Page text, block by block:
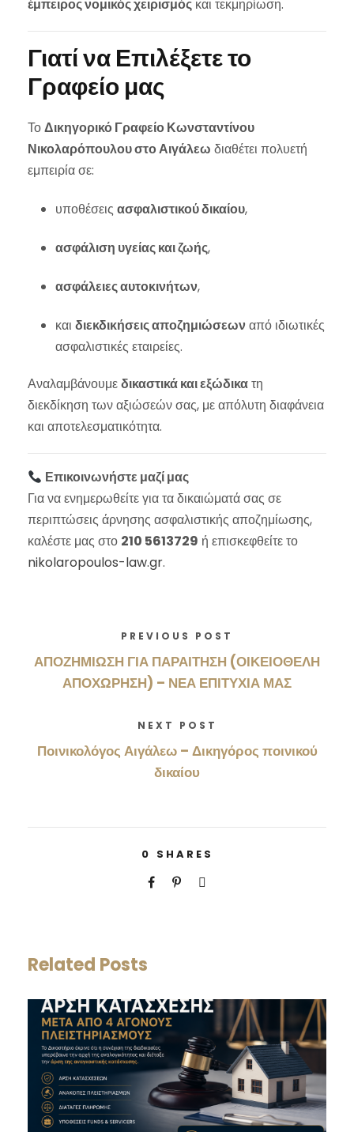
έμπειρος νομικός χειρισμός και τεκμηρίωση.
Γιατί να Επιλέξετε το
Γραφείο μας
ΤοΔικηγορικό Γραφείο Κωνσταντίνου
Νικολαρόπουλου στο Αιγάλεω διαθέτει πολυετή
εμπειρία σε:
υποθέσεις ασφαλιστικού δικαίου,
ασφάλιση υγείας και ζωής,
ασφάλειες αυτοκινήτων,
και διεκδικήσεις αποζημιώσεωναπό ιδιωτικές
ασφαλιστικές εταιρείες.
Αναλαμβάνουμεδικαστικά και εξώδικατη
διεκδίκηση των αξιώσεών σας, με απόλυτη διαφάνεια
και αποτελεσματικότητα.
Επικοινωνήστε μαζί μας
Για να ενημερωθείτε για τα δικαιώματά σας σε
περιπτώσεις άρνησης ασφαλιστικής αποζημίωσης,
καλέστε μας στο 210 5613729 ή επισκεφθείτε το
nikolaropoulos-law.gr.
PREVIOUS POST
ΑΠΟΖΗΜΙΩΣΗ ΓΙΑ ΠΑΡΑΙΤΗΣΗ (ΟΙΚΕΙΟΘΕΛΗ
ΑΠΟΧΩΡΗΣΗ) – ΝΕΑ ΕΠΙΤΥΧΙΑ ΜΑΣ
NEXT POST
Ποινικολόγος Αιγάλεω – Δικηγόρος ποινικού
δικαίου
0 SHARES
Related Posts